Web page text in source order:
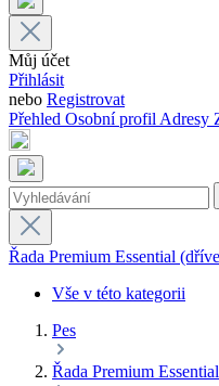
Můj účet
Přihlásit
nebo Registrovat
Přehled Osobní profilAdresy
Řada Premium Essential
Vše v této kategorii
Pes
Řada Premium